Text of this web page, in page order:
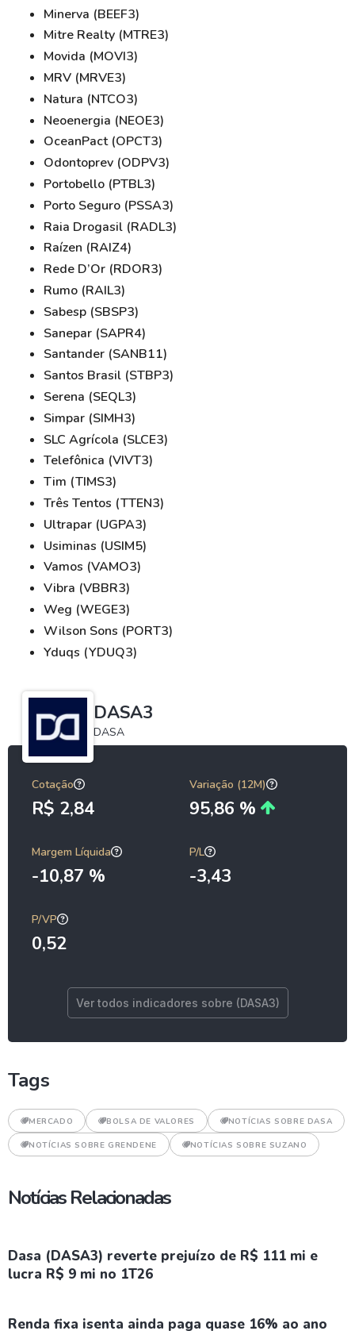
Minerva (BEEF3)
Mitre Realty (MTRE3)
Movida (MOVI3)
MRV (MRVE3)
Natura (NTCO3)
Neoenergia (NEOE3)
OceanPact (OPCT3)
Odontoprev (ODPV3)
Portobello (PTBL3)
Porto Seguro (PSSA3)
Raia Drogasil (RADL3)
Raízen (RAIZ4)
Rede D’Or (RDOR3)
Rumo (RAIL3)
Sabesp (SBSP3)
Sanepar (SAPR4)
Santander (SANB11)
Santos Brasil (STBP3)
Serena (SEQL3)
Simpar (SIMH3)
SLC Agrícola (SLCE3)
Telefônica (VIVT3)
Tim (TIMS3)
Três Tentos (TTEN3)
Ultrapar (UGPA3)
Usiminas (USIM5)
Vamos (VAMO3)
Vibra (VBBR3)
Weg (WEGE3)
Wilson Sons (PORT3)
Yduqs (YDUQ3)
DASA3
DASA
Cotação
R$ 2,84
Variação (12M)
95,86 %
Margem Líquida
-10,87 %
P/L
-3,43
P/VP
0,52
Ver todos indicadores sobre (DASA3)
Tags
MERCADO BOLSA DE VALORES NOTÍCIAS SOBRE DASA
NOTÍCIAS SOBRE GRENDENE NOTÍCIAS SOBRE SUZANO
Notícias Relacionadas
Dasa (DASA3) reverte prejuízo de R$ 111 mi e
lucra R$ 9 mi no 1T26
Renda fixa isenta ainda paga quase 16% ao ano